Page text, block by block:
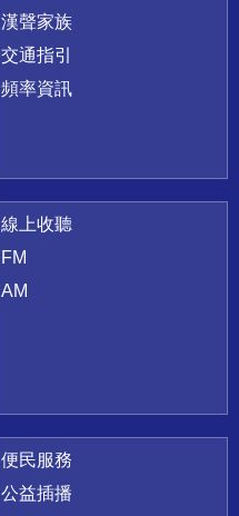
漢聲家族
交通指引
頻率資訊
線上收聽
FM
AM
便民服務
公益插播